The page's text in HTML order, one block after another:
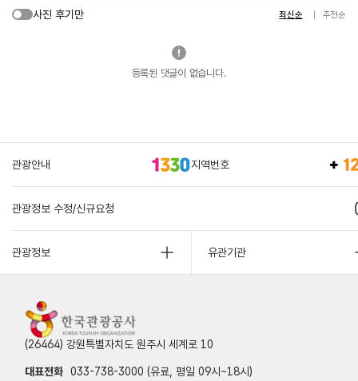
사진 후기만 최신순 추천순
등록된 댓글이 없습니다.
관광안내 지역번호
관광정보 수정/신규요청
관광정보 유관기관
(26464) 강원특별자치도 원주시 세계로 10
대표전화 033-738-3000 (유료, 평일 09시~18시)